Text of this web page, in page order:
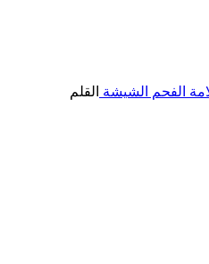
الفحم الشيشة القلم